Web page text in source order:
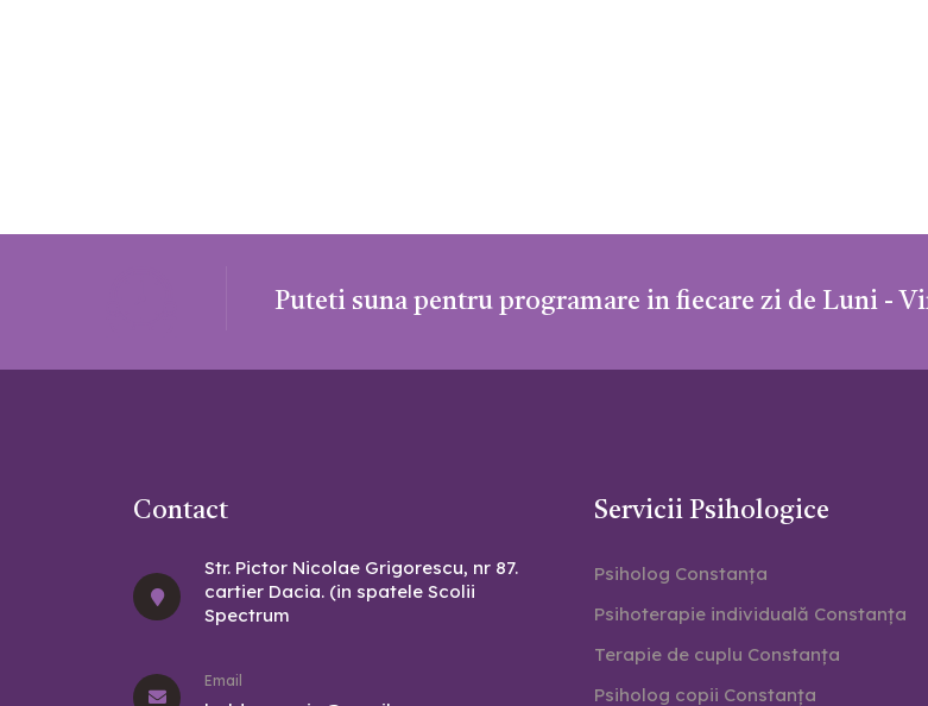
Puteti suna pentru programare in fiecare zi de Luni -
Contact
Str. Pictor Nicolae Grigorescu, nr 87.
cartier Dacia. (in spatele Scolii
Spectrum
Email
Servicii Psihologice
Psiholog Constanța
Psihoterapie individuală Constanța
Terapie de cuplu Constanța
Psiholog copii Constanța